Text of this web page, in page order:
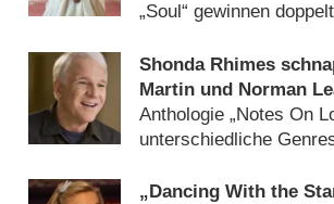
„Soul“ gewinnen
Shonda Rhimes
Martin und Norman
Serie
Anthologie „Notes On
unterschiedliche
„Dancing With the